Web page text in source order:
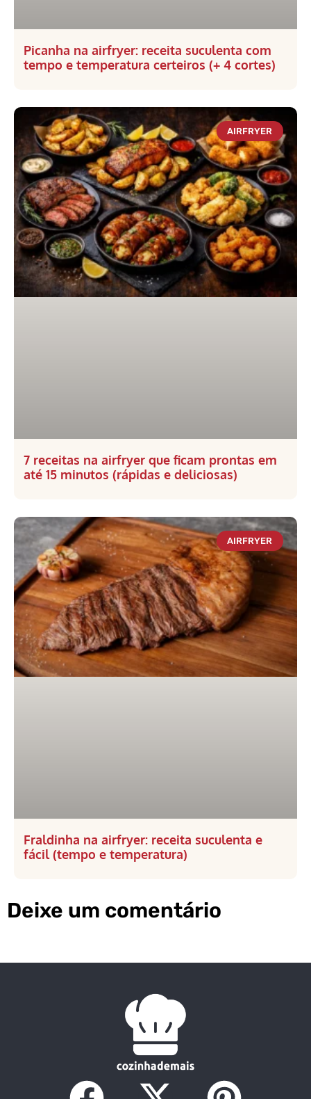
Picanha na airfryer: receita suculenta com
tempo e temperatura certeiros (+ 4 cortes)
AIRFRYER
7 receitas na airfryer que ficam prontas em
até 15 minutos (rápidas e deliciosas)
AIRFRYER
Fraldinha na airfryer: receita suculenta e
fácil (tempo e temperatura)
Deixe um comentário